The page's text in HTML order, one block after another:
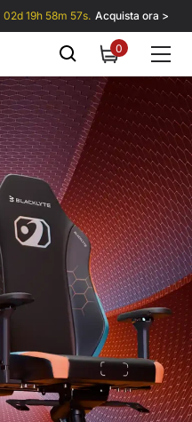
02d 19h 58m 57s. Acquista ora >
00
items